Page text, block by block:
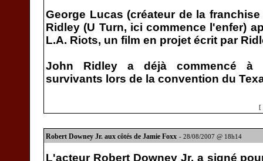
George Lucas (créateur de la
Ridley (U Turn, ici commence l'enfer)
L.A. Riots, un film en projet écrit par
John Ridley a déjà commencé à
survivants lors de la convention du
[
Robert Downey Jr. aux côtés de Jamie Foxx - 28/08/2007 @ 18h14
L'acteur Robert Downey Jr. a signé